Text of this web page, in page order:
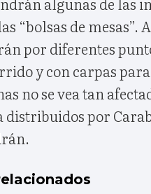
“bolsas de mesas”.
por diferentes
y con carpas
no se vea tan
distribuidos por